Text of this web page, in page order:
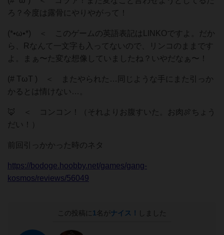
ろ？今度は露骨にやりやがって！
(*•⁠ω•⁠*) ＜ このゲームの英語表記はLINKOですよ。だか
ら、Rなんて一文字も入ってないので、リンコのままです
よ。まぁ〜た変な想像していましたね？いやだなぁ〜！
(# TωT ) ＜ またやられた…同じような手にまた引っか
かるとは情けない…。
🦊 ＜ コンコン！（それよりお腹すいた。お肉🍖ちょう
だい！）
前回引っかかった時のネタ
https://bodoge.hoobby.net/games/gang-
kosmos/reviews/56049
この投稿に 1 名がナイス！ しました